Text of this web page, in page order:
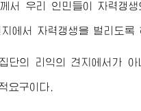
서 우리 인민들이 자력갱
에서 자력갱생을 벌리도록
단의 리익의 견지에서가
요구이다.